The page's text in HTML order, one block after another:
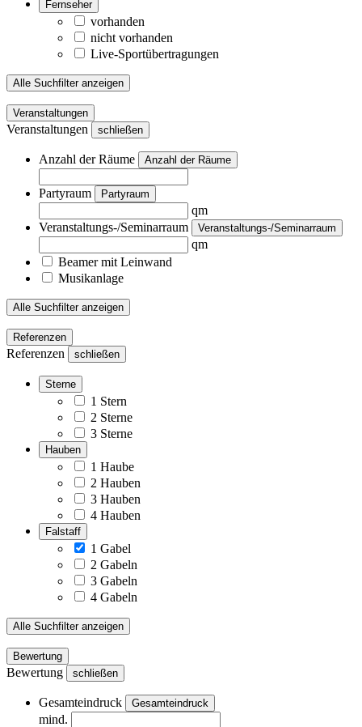
Fernseher
vorhanden
nicht vorhanden
Live-Sportübertragungen
Alle Suchfilter anzeigen
Veranstaltungen
Veranstaltungen schließen
Anzahl der Räume Anzahl der Räume
Partyraum Partyraum
qm
Veranstaltungs-/Seminarraum
Veranstaltungs-/Seminarraum
qm
Beamer mit Leinwand
Musikanlage
Alle Suchfilter anzeigen
Referenzen
Referenzen schließen
Sterne
1 Stern
2 Sterne
3 Sterne
Hauben
1 Haube
2 Hauben
3 Hauben
4 Hauben
Falstaff
1 Gabel
2 Gabeln
3 Gabeln
4 Gabeln
Alle Suchfilter anzeigen
Bewertung
Bewertung schließen
Gesamteindruck Gesamteindruck
mind.